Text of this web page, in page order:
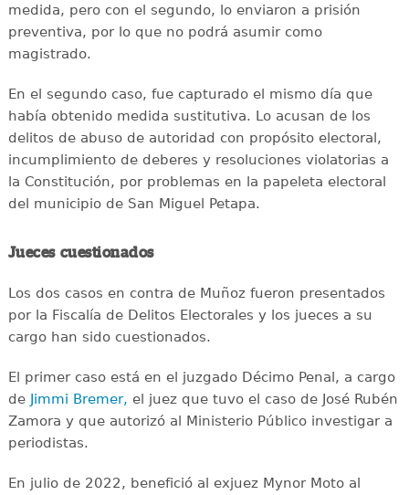
medida, pero con el segundo, lo enviaron a prisión
preventiva, por lo que no podrá asumir como
magistrado.
En el segundo caso, fue capturado el mismo día que
había obtenido medida sustitutiva. Lo acusan de los
delitos de abuso de autoridad con propósito electoral,
incumplimiento de deberes y resoluciones violatorias a
la Constitución, por problemas en la papeleta electoral
del municipio de San Miguel Petapa.
Jueces cuestionados
Los dos casos en contra de Muñoz fueron presentados
por la Fiscalía de Delitos Electorales y los jueces a su
cargo han sido cuestionados.
El primer caso está en el juzgado Décimo Penal, a cargo
deJimmi Bremer, el juez que tuvo el caso de José Rubén
Zamora y que autorizó al Ministerio Público investigar a
periodistas.
En julio de 2022, benefició al exjuez Mynor Moto al